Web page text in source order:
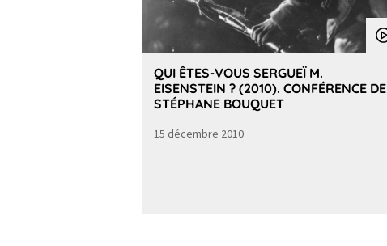
QUI ÊTES-VOUS SERGUEÏ M.
EISENSTEIN ? (2010). CONFÉRENCE DE
STÉPHANE BOUQUET
15 décembre 2010